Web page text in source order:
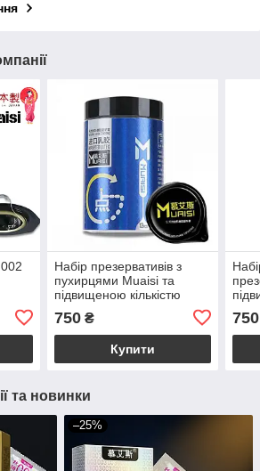
Набір презервативів з
пухирцями Muaisi та
підвищеною кількістю
мастила, 0.02 мм (ціна за
уп,12 шт)
750₴
Купити
750
та новинки
–25%